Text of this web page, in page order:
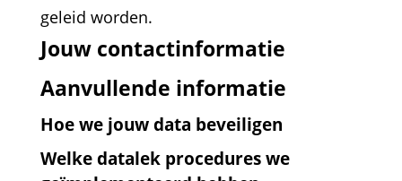
geleid worden.
Jouw contactinformatie
Aanvullende informatie
Hoe we jouw data beveiligen
Welke datalek procedures we